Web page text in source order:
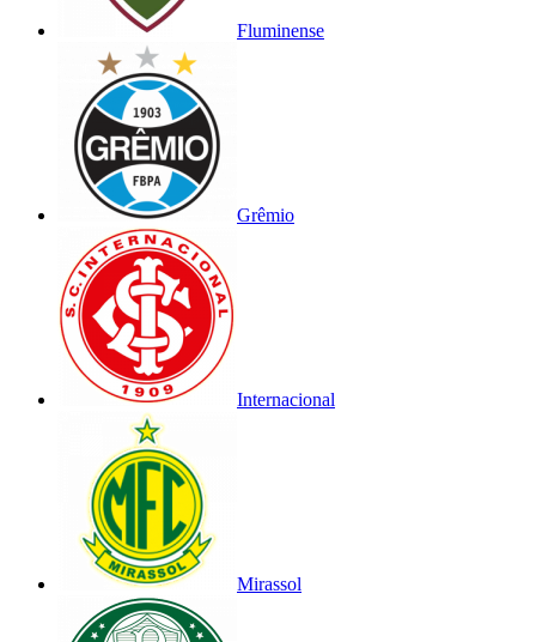
Fluminense
Grêmio
Internacional
Mirassol